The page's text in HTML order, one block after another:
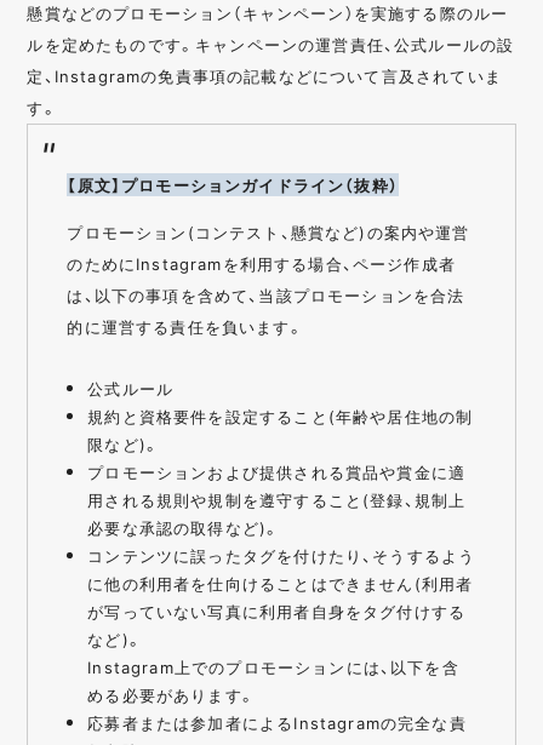
懸賞などのプロモーション（キャンペーン）を実施する際のルー
ルを定めたものです。キャンペーンの運営責任、公式ルールの設
定、Instagramの免責事項の記載などについて言及されていま
す。
【原文】プロモーションガイドライン（抜粋）
プロモーション(コンテスト、懸賞など)の案内や運営
のためにInstagramを利用する場合、ページ作成者
は、以下の事項を含めて、当該プロモーションを合法
的に運営する責任を負います。
公式ルール
規約と資格要件を設定すること(年齢や居住地の制
限など)。
プロモーションおよび提供される賞品や賞金に適
用される規則や規制を遵守すること(登録、規制上
必要な承認の取得など)。
コンテンツに誤ったタグを付けたり、そうするよう
に他の利用者を仕向けることはできません(利用者
が写っていない写真に利用者自身をタグ付けする
など)。
Instagram上でのプロモーションには、以下を含
める必要があります。
応募者または参加者によるInstagramの完全な責